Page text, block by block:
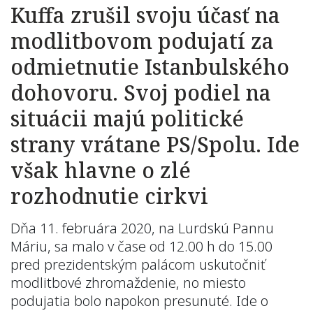
Kuffa zrušil svoju účasť na
modlitbovom podujatí za
odmietnutie Istanbulského
dohovoru. Svoj podiel na
situácii majú politické
strany vrátane PS/Spolu. Ide
však hlavne o zlé
rozhodnutie cirkvi
Dňa 11. februára 2020, na Lurdskú Pannu
Máriu, sa malo v čase od 12.00 h do 15.00
pred prezidentským palácom uskutočniť
modlitbové zhromaždenie, no miesto
podujatia bolo napokon presunuté. Ide o